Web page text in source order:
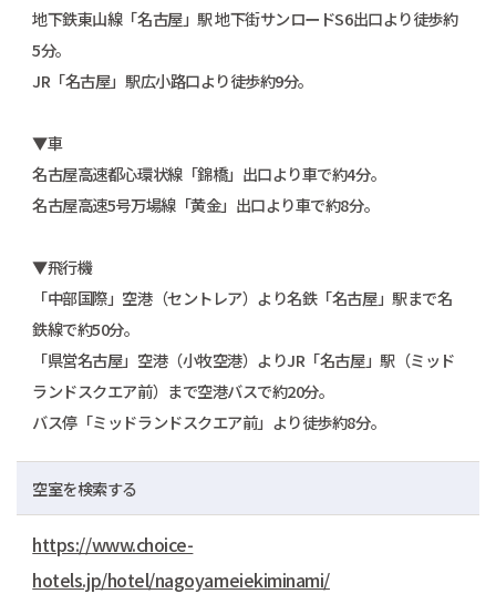
地下鉄東山線「名古屋」駅 地下街サンロードS6出口より徒歩約
5分。
JR「名古屋」駅広小路口より徒歩約9分。
▼車
名古屋高速都心環状線「錦橋」出口より車で約4分。
名古屋高速5号万場線「黄金」出口より車で約8分。
▼飛行機
「中部国際」空港（セントレア）より名鉄「名古屋」駅まで名
鉄線で約50分。
「県営名古屋」空港（小牧空港）よりJR「名古屋」駅（ミッド
ランドスクエア前）まで空港バスで約20分。
バス停「ミッドランドスクエア前」より徒歩約8分。
空室を検索する
https://www.choice-
hotels.jp/hotel/nagoyameiekiminami/